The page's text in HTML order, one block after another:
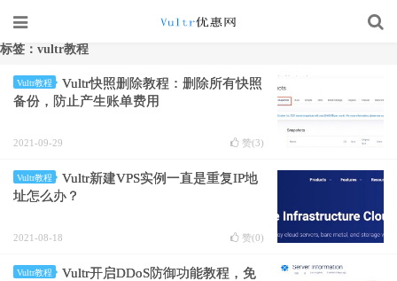
标签：vultr教程
Vultr教程
Vultr快照删除教程：删除所有快照
备份，防止产生账单费用
2021-09-29 赞(3)
Vultr教程
Vultr新建VPS实例一直是重复IP地
址怎么办？
2021-08-18 赞(0)
Vultr教程
Vultr开启DDoS防御功能教程，免